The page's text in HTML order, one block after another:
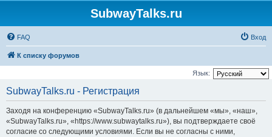
SubwayTalks.ru
FAQ Вход
К списку форумов
Язык:
SubwayTalks.ru - Регистрация
Заходя на конференцию «SubwayTalks.ru» (в дальнейшем «мы», «наш»,
«SubwayTalks.ru», «https://www.subwaytalks.ru»), вы подтверждаете своё
согласие со следующими условиями. Если вы не согласны с ними,